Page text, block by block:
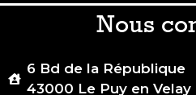
Nous
6 Bd de la République
43000 Le Puy en Velay